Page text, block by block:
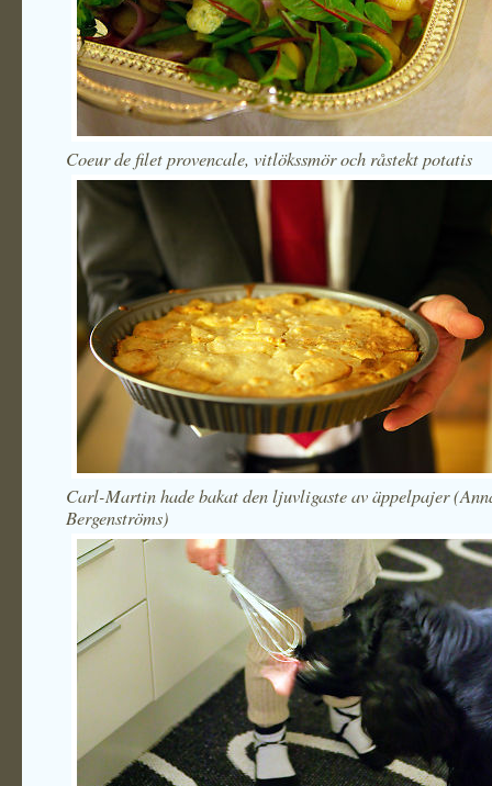
Coeur de filet provencale, vitlökssmör och råstekt potatis
Carl-Martin hade bakat den ljuvligaste av äppelpajer
Bergenströms)